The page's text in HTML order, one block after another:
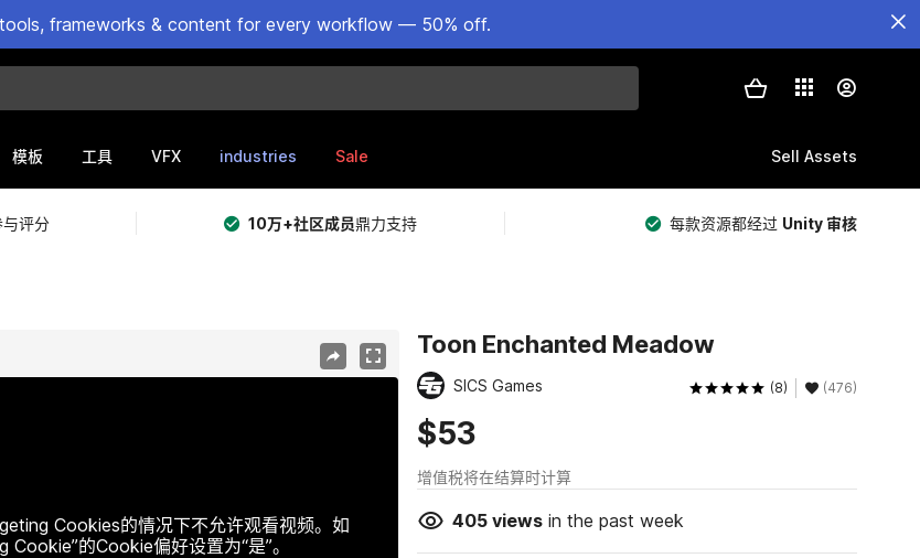
frameworks & content for every workflow — 50% off.
模板 工具 VFX industries Sale Sell Assets
与评分 10万+社区成员鼎力支持 每款资源都经过 Unity 审核
Cookies的情况下不允许观看视频。如
的Cookie偏好设置为“是”。
Toon Enchanted Meadow
SICS Games (8) (476)
$53
增值税将在结算时计算
405viewsin the past week